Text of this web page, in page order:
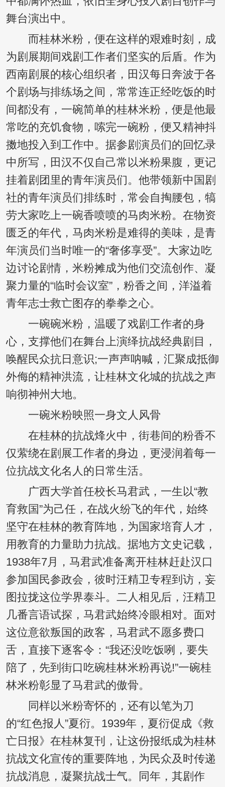
舞台演出中。
而桂林米粉，便在这样的艰难时刻，成
为剧展期间戏剧工作者们坚实的后盾。作为
西南剧展的核心组织者，田汉每日奔波于各
个剧场与排练场之间，常常连正经吃饭的时
间都没有，一碗简单的桂林米粉，便是他最
常吃的充饥食物，嗦完一碗粉，便又精神抖
擞地投入到工作中。据参剧演员们的回忆录
中所写，田汉不仅自己常以米粉果腹，更记
挂着剧团里的青年演员们。他带领新中国剧
社的青年演员们排练时，常会自掏腰包，犒
劳大家吃上一碗香喷喷的马肉米粉。在物资
匮乏的年代，马肉米粉是难得的美味，是青
年演员们当时唯一的“奢侈享受”。大家边吃
边讨论剧情，米粉摊成为他们交流创作、凝
聚力量的“临时会议室”，粉香之间，洋溢着
青年志士救亡图存的拳拳之心。
一碗碗米粉，温暖了戏剧工作者的身
心，支撑他们在舞台上演绎抗战经典剧目，
唤醒民众抗日意识;一声声呐喊，汇聚成抵御
外侮的精神洪流，让桂林文化城的抗战之声
响彻神州大地。
一碗米粉映照一身文人风骨
在桂林的抗战烽火中，街巷间的粉香不
仅萦绕在剧展工作者的身边，更浸润着每一
位抗战文化名人的日常生活。
广西大学首任校长马君武，一生以“教
育救国”为己任，在战火纷飞的年代，始终
坚守在桂林的教育阵地，为国家培育人才，
用教育的力量助力抗战。据地方文史记载，
1938年7月，马君武准备离开桂林赶赴汉口
参加国民参政会，彼时汪精卫专程到访，妄
图拉拢这位学界泰斗。二人相见后，汪精卫
几番言语试探，马君武始终冷眼相对。面对
这位意欲叛国的政客，马君武不愿多费口
舌，直接下逐客令：“我还没吃饭咧，要失
陪了，先到街口吃碗桂林米粉再说!”一碗桂
林米粉彰显了马君武的傲骨。
同样以米粉寄怀的，还有以笔为刀
的“红色报人”夏衍。1939年，夏衍促成《救
亡日报》在桂林复刊，让这份报纸成为桂林
抗战文化宣传的重要阵地，为民众及时传递
抗战消息，凝聚抗战士气。同年，其剧作